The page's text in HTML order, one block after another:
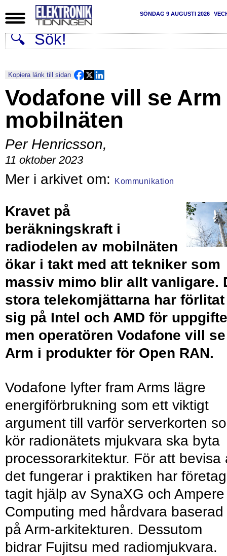
SÖNDAG 9 AUGUSTI 2026
Kopiera länk till sidan
Vodafone vill se Arm
mobilnäten
Per Henricsson,
11 oktober 2023
Kommunikation
Kravet på
beräkningskraft i
radiodelen av mobilnäten
ökar i takt med att tekniker som
massiv mimo blir allt vanligare.
stora telekomjättarna har förlitat
sig på Intel och AMD för
men operatören Vodafone vill se
Arm i produkter för Open RAN.
Vodafone lyfter fram Arms lägre
energiförbrukning som ett viktigt
argument till varför serverkorten
kör radionätets mjukvara ska byta
processorarkitektur. För att bevisa
det fungerar i praktiken har
tagit hjälp av SynaXG och Ampere
Computing med hårdvara baserad
på Arm-arkitekturen. Dessutom
bidrar Fujitsu med radiomjukvara.